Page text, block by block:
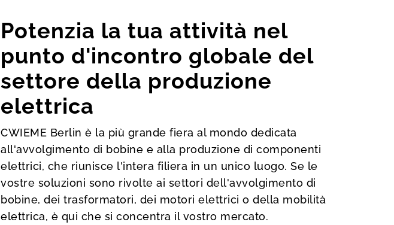
Potenzia la tua attività nel
punto d'incontro globale del
settore della produzione
elettrica
CWIEME Berlin è la più grande fiera al mondo dedicata
all'avvolgimento di bobine e alla produzione di componenti
elettrici, che riunisce l'intera filiera in un unico luogo. Se le
vostre soluzioni sono rivolte ai settori dell'avvolgimento di
bobine, dei trasformatori, dei motori elettrici o della mobilità
elettrica, è qui che si concentra il vostro mercato.